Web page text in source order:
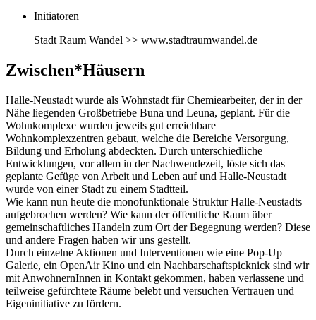
Initiatoren
Stadt Raum Wandel >> www.stadtraumwandel.de
Zwischen*Häusern
Halle-Neustadt wurde als Wohnstadt für Chemiearbeiter, der in der
Nähe liegenden Großbetriebe Buna und Leuna, geplant. Für die
Wohnkomplexe wurden jeweils gut erreichbare
Wohnkomplexzentren gebaut, welche die Bereiche Versorgung,
Bildung und Erholung abdeckten. Durch unterschiedliche
Entwicklungen, vor allem in der Nachwendezeit, löste sich das
geplante Gefüge von Arbeit und Leben auf und Halle-Neustadt
wurde von einer Stadt zu einem Stadtteil.
Wie kann nun heute die monofunktionale Struktur Halle-Neustadts
aufgebrochen werden? Wie kann der öffentliche Raum über
gemeinschaftliches Handeln zum Ort der Begegnung werden? Diese
und andere Fragen haben wir uns gestellt.
Durch einzelne Aktionen und Interventionen wie eine Pop-Up
Galerie, ein OpenAir Kino und ein Nachbarschaftspicknick sind wir
mit AnwohnernInnen in Kontakt gekommen, haben verlassene und
teilweise gefürchtete Räume belebt und versuchen Vertrauen und
Eigeninitiative zu fördern.